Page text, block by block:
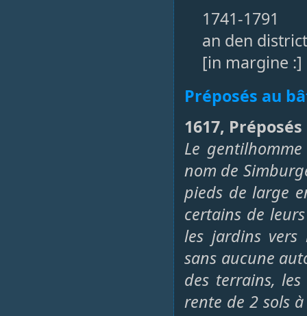
1741-1791
an den
[in margine :]
Préposés au
1617,
Le
nom de
pieds de large
certains de
les jardins vers
sans aucune
des terrains,
rente de 2 sols